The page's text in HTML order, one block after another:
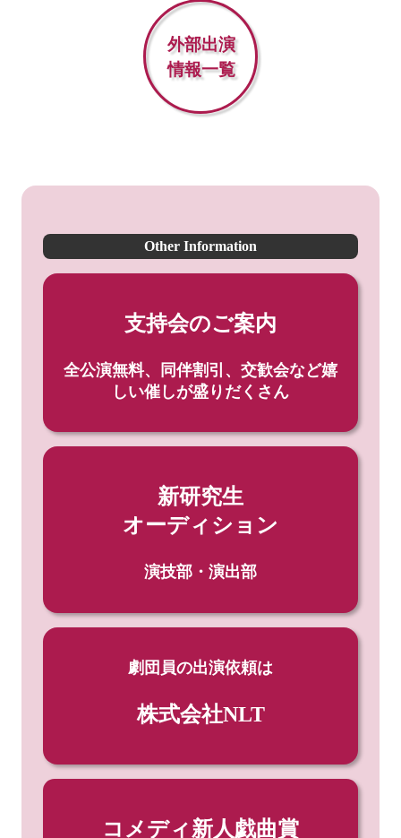
外部出演
情報一覧
Other Information
支持会のご案内
全公演無料、同伴割引、 交歓会など嬉
しい催しが盛りだくさん
新研究生
オーディション
演技部・演出部
劇団員の出演依頼は
株式会社NLT
コメディ新人戯曲賞